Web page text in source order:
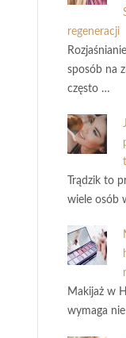
regeneracji
sposób na
często …
Trądzik to
wiele osób
Makijaż w
wymaga